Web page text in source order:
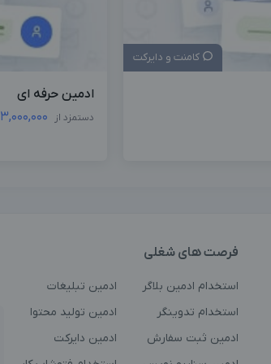
کامنت و دایرکت
ادمین حرفه ای
دستمزد از 3,000,000
فرصت های شغلی
استخدام ادمین بلاگر
ادمین تبلیغات
استخدام تدوینگر
ادمین تولید محتوا
ادمین ثبت سفارش
ادمین دایرکت